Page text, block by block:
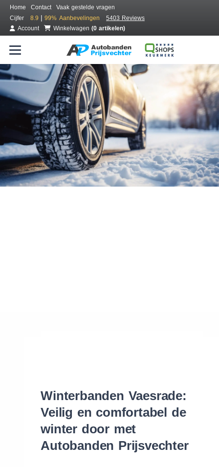
Home Contact
Vaak gestelde vragen
Cijfer
8.9 | 99% Aanbevelingen
5403 Reviews
Account
Winkelwagen (0 artikelen)
Bestel voordelig winterbanden
Gratis bezorgd of montage bij jou in de buurt
Seizoen:
Merken:
Winterbanden Vaesrade:
Veilig en comfortabel de
winter door met
Autobanden Prijsvechter